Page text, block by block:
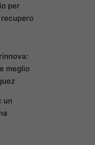
per
meglio
un